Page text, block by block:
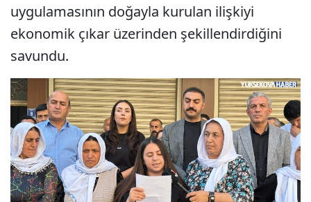
uygulamasının doğayla kurulan ilişkiyi
ekonomik çıkar üzerinden şekillendirdiğini
savundu.